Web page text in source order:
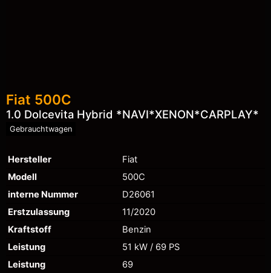
Fiat 500C
1.0 Dolcevita Hybrid *NAVI*XENON*CARPLAY*
Gebrauchtwagen
Hersteller
Fiat
Modell
500C
interne Nummer
D26061
Erstzulassung
11/2020
Kraftstoff
Benzin
Leistung
51 kW / 69 PS
Leistung
69